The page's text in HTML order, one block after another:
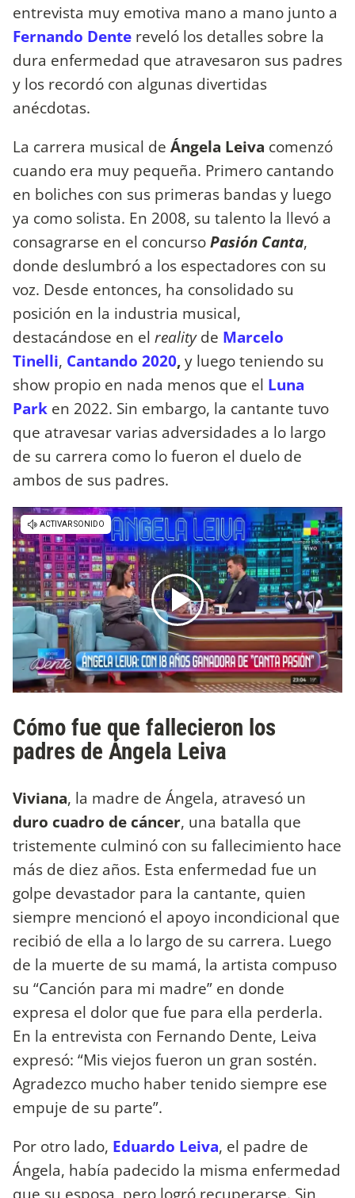
entrevista muy emotiva mano a mano junto a
Fernando Dente reveló los detalles sobre la
dura enfermedad que atravesaron sus padres
y los recordó con algunas divertidas
anécdotas.
La carrera musical de Ángela Leiva comenzó
cuando era muy pequeña. Primero cantando
en boliches con sus primeras bandas y luego
ya como solista. En 2008, su talento la llevó a
consagrarse en el concursoPasión Canta,
donde deslumbró a los espectadores con su
voz. Desde entonces, ha consolidado su
posición en la industria musical,
destacándose en el realityde Marcelo
Tinelli, Cantando 2020,y luego teniendo su
show propio en nada menos que el Luna
Park en 2022. Sin embargo, la cantante tuvo
que atravesar varias adversidades a lo largo
de su carrera como lo fueron el duelo de
ambos de sus padres.
Cómo fue que fallecieron los
padres de Ángela Leiva
Viviana, la madre de Ángela, atravesó un
duro cuadro de cáncer, una batalla que
tristemente culminó con su fallecimiento hace
más de diez años. Esta enfermedad fue un
golpe devastador para la cantante, quien
siempre mencionó el apoyo incondicional que
recibió de ella a lo largo de su carrera. Luego
de la muerte de su mamá, la artista compuso
su “Canción para mi madre” en donde
expresa el dolor que fue para ella perderla.
En la entrevista con Fernando Dente, Leiva
expresó: “Mis viejos fueron un gran sostén.
Agradezco mucho haber tenido siempre ese
empuje de su parte”.
Por otro lado, Eduardo Leiva, el padre de
Ángela, había padecido la misma enfermedad
que su esposa, pero logró recuperarse. Sin